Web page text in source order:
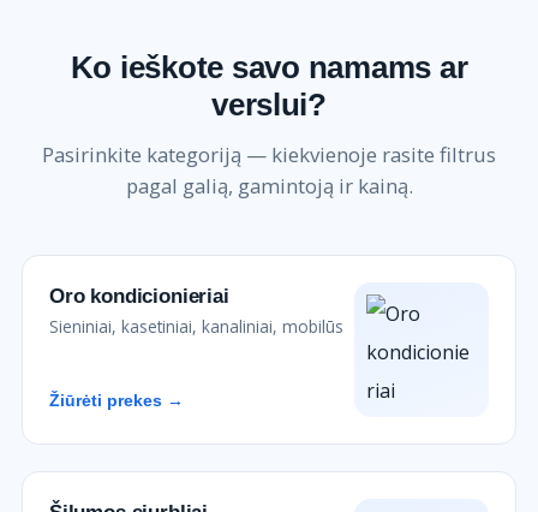
Ko ieškote savo namams ar
verslui?
Pasirinkite kategoriją — kiekvienoje rasite filtrus
pagal galią, gamintoją ir kainą.
Oro kondicionieriai
Sieniniai, kasetiniai, kanaliniai, mobilūs
Žiūrėti prekes →